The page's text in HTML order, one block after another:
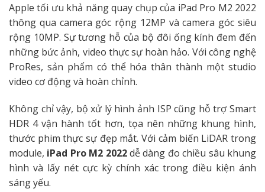
Apple tối ưu khả năng quay chụp của iPad Pro M2 2022
thông qua camera góc rộng 12MP và camera góc siêu
rộng 10MP. Sự tương hỗ của bộ đôi ống kính đem đến
những bức ảnh, video thực sự hoàn hảo. Với công nghệ
ProRes, sản phẩm có thể hóa thân thành một studio
video cơ động và hoàn chỉnh.
Không chỉ vậy, bộ xử lý hình ảnh ISP cũng hỗ trợ Smart
HDR 4 vận hành tốt hơn, tọa nên những khung hình,
thước phim thực sự đẹp mắt. Với cảm biến LiDAR trong
module, iPad Pro M2 2022dễ dàng đo chiều sâu khung
hình và lấy nét cực kỳ chính xác trong điều kiện ánh
sáng yếu.